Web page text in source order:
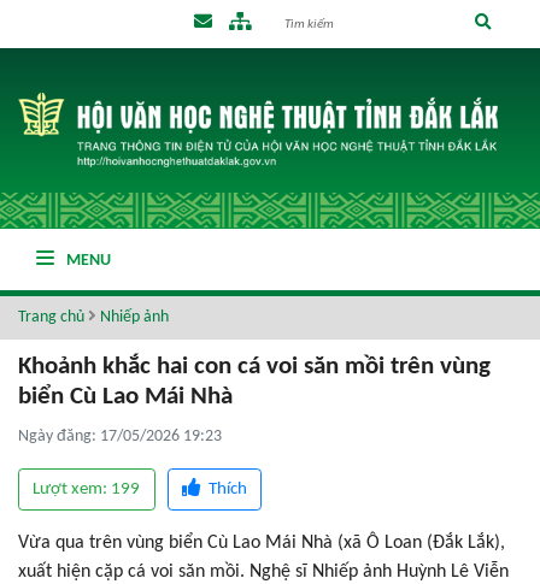
MENU
Trang chủ Nhiếp ảnh
Khoảnh khắc hai con cá voi săn mồi trên vùng
biển Cù Lao Mái Nhà
Ngày đăng: 17/05/2026 19:23
Lượt xem: 199 Thích
Vừa qua trên vùng biển Cù Lao Mái Nhà (xã Ô Loan (Đắk Lắk),
xuất hiện cặp cá voi săn mồi. Nghệ sĩ Nhiếp ảnh Huỳnh Lê Viễn